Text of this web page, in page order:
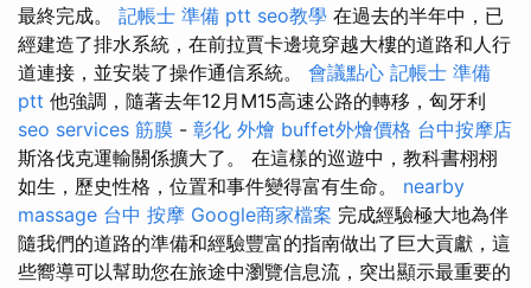
最終完成。 記帳士 準備 ptt seo教學 在過去的半年中，已
經建造了排水系統，在前拉賈卡邊境穿越大樓的道路和人行
道連接，並安裝了操作通信系統。 會議點心 記帳士 準備
ptt 他強調，隨著去年12月M15高速公路的轉移，匈牙利
seo services 筋膜 - 彰化 外燴 buffet外燴價格 台中按摩店
斯洛伐克運輸關係擴大了。 在這樣的巡遊中，教科書栩栩
如生，歷史性格，位置和事件變得富有生命。 nearby
massage 台中 按摩 Google商家檔案 完成經驗極大地為伴
隨我們的道路的準備和經驗豐富的指南做出了巨大貢獻，這
些嚮導可以幫助您在旅途中瀏覽信息流，突出顯示最重要的